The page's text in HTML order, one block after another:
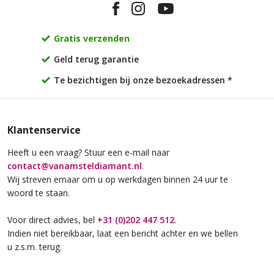
Gratis verzenden
Geld terug garantie
Te bezichtigen bij onze bezoekadressen *
Klantenservice
Heeft u een vraag? Stuur een e-mail naar
contact@vanamsteldiamant.nl.
Wij streven ernaar om u op werkdagen binnen 24 uur te
woord te staan.
Voor direct advies, bel +31 (0)202 447 512.
Indien niet bereikbaar, laat een bericht achter en we bellen
u z.s.m. terug.